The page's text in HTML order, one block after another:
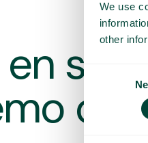
We use
other
Consent
en
og